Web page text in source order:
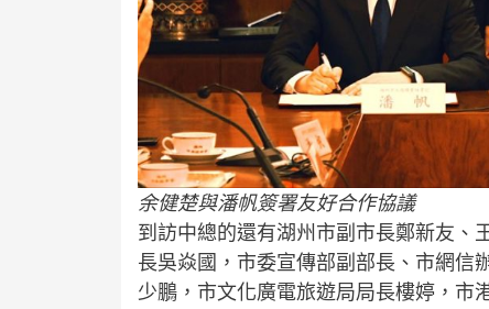
余健楚與潘帆簽署友好合作協議
到訪中總的還有湖州市副市長鄭新友、
長吳焱國，市委宣傳部副部長、市網信
少鵬，市文化廣電旅遊局局長樓婷，市